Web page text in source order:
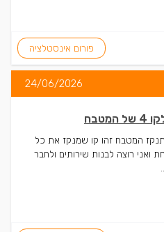
פורום אינסטלציה
24/06/2026
שאליו מתנקז המטבח זהו קו שמנקז את כל
ואני רוצה לבנות שירותים ולחבר